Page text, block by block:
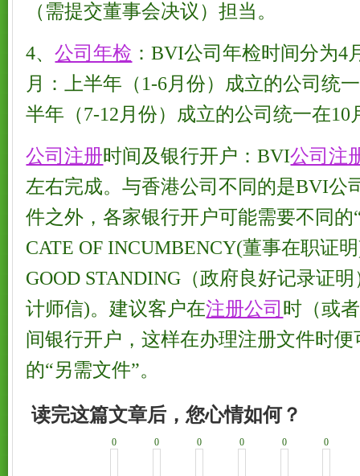
（需提交董事会决议）担当。
4、公司年检 ：BVI公司年检时间分为4
月：上半年（1-6月份）成立的公司统
半年（7-12月份）成立的公司统一在10
公司注册时间及银行开户：BVI公司注
左右完成。与香港公司不同的是BVI公
件之外，各家银行开户可能需要不同的
CATE OF INCUMBENCY(董事在职证
GOOD STANDING（政府良好记录证
计师信)。建议客户在注册公司 时（或
间银行开户，这样在办理注册文件时
的“另需文件”。
读完这篇文章后，您心情如何？
0 0 0 0 0 0